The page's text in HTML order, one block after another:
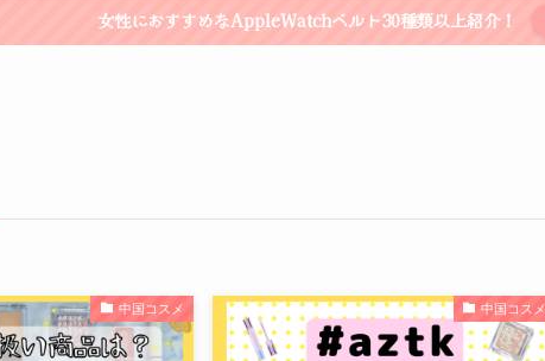
女性におすすめなAppleWatchベルト30種類以上紹介！
中国コスメ 中国コスメ